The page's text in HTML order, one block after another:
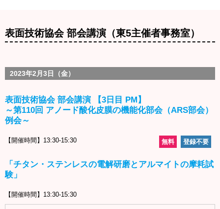
表面技術協会 部会講演（東5主催者事務室）
2023年2月3日（金）
表面技術協会 部会講演 【3日目 PM】
～第110回 アノード酸化皮膜の機能化部会（ARS部会）
例会～
【開催時間】13:30-15:30 登録不要
無料
「チタン・ステンレスの電解研磨とアルマイトの摩耗試
験」
【開催時間】13:30-15:30